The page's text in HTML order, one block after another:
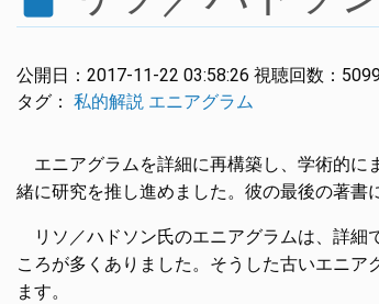
公開日： 2017-11-22 03:58:26 視聴回数：
タグ： 私的解説 エニアグラム
エニアグラムを詳細に再構築し、学術的
緒に研究を推し進めました。彼の最後の著書
リソ／ハドソン氏のエニアグラムは、詳
ころが多くありました。そうした古いエニ
ます。